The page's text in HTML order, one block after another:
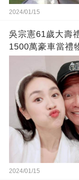
2024/01/15
吳宗憲61歲大壽
1500萬豪車當禮
徒弟也不甘示弱!
2024/01/15